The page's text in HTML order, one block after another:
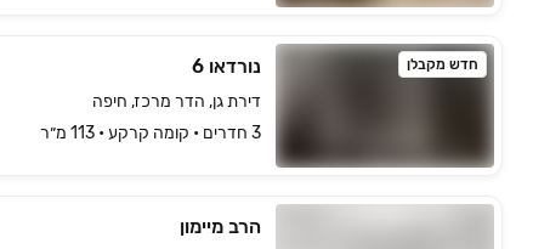
חדש מקבלן נורדאו 6
דירת גן, הדר מרכז, חיפה
3 חדרים • קומה ‎קרקע‏ • 113 מ״ר
הרב מיימון